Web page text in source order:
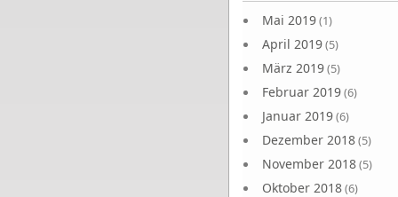
Mai 2019(1)
April 2019(5)
März 2019(5)
Februar 2019(6)
Januar 2019(6)
Dezember 2018(5)
November 2018(5)
Oktober 2018(6)